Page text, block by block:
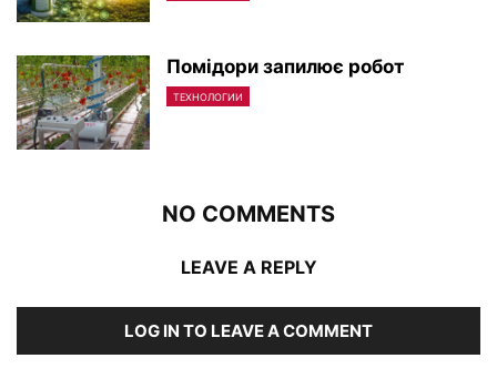
Помідори запилює робот
ТЕХНОЛОГИИ
NO COMMENTS
LEAVE A REPLY
LOG IN TO LEAVE A COMMENT